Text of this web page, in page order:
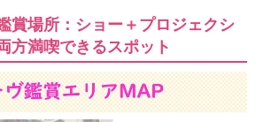
賞場所：ショー＋プロジェクシ
方満喫できるスポット